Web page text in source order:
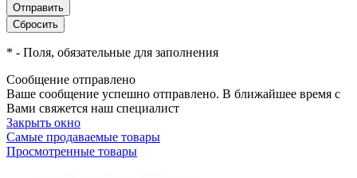
* - Поля, обязательные для заполнения
Сообщение отправлено
Ваше сообщение успешно отправлено. В ближайшее время с
Вами свяжется наш специалист
Закрыть окно
Самые продаваемые товары
Просмотренные товары